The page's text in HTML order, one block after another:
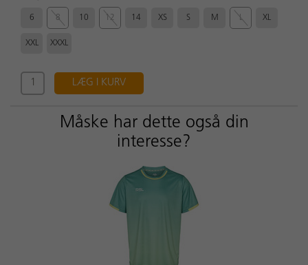
6 8 10 12 14 XS S M L XL
XXL XXXL
LÆG I KURV
Måske har dette også din
interesse?